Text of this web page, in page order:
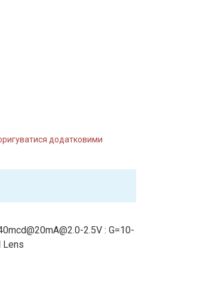
додатковими
2.5V : G=10-
Lens